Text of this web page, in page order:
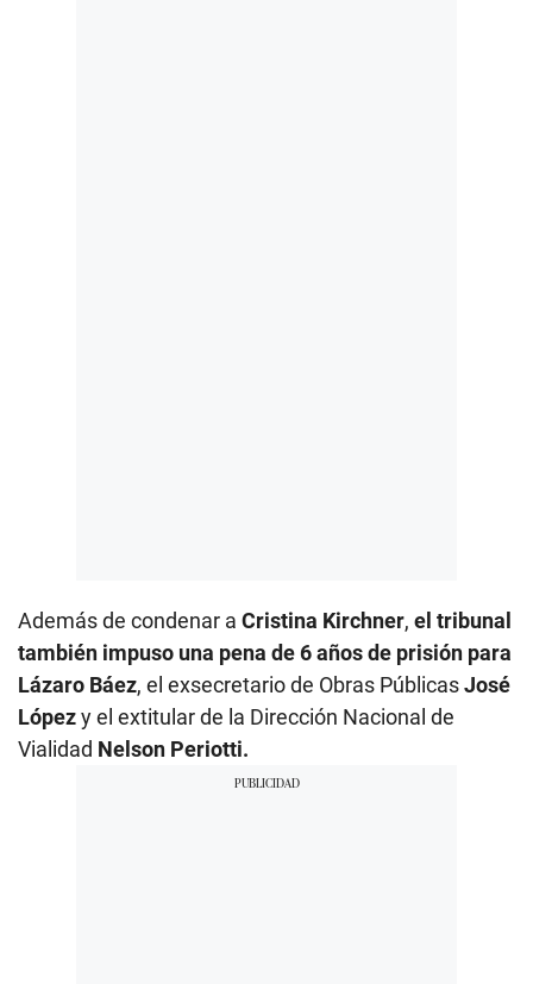
Además de condenar a Cristina Kirchner, el tribunal
también impuso una pena de 6 años de prisión para
Lázaro Báez, el exsecretario de Obras PúblicasJosé
Lópezy el extitular de la Dirección Nacional de
Vialidad Nelson Periotti.